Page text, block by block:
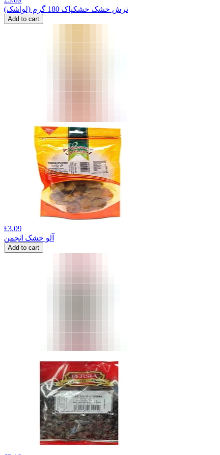
ترش خشک خشکپاک 180 گرم (لواشک)
Add to cart
£3.09
آلو خشک انجمن
Add to cart